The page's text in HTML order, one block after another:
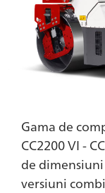
Gama de
CC2200 VI -
de
versiuni